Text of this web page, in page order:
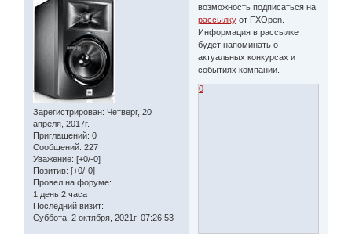
Зарегистрирован: Четверг, 20
апреля, 2017г.
Приглашений: 0
Сообщений: 227
Уважение: [+0/-0]
Позитив: [+0/-0]
Провел на форуме:
1 день 2 часа
Последний визит:
Суббота, 2 октября, 2021г. 07:26:53
возможность подписаться на
рассылку от FXOpen.
Информация в рассылке
будет напоминать о
актуальных конкурсах и
событиях компании.
0